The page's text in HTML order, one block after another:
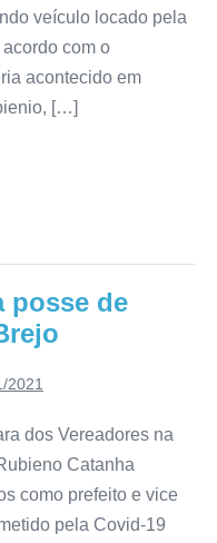
veículo locado pela
com o
acontecido em
[…]
posse de
2021
dos Vereadores na
Catanha
como prefeito e vice
pela Covid-19